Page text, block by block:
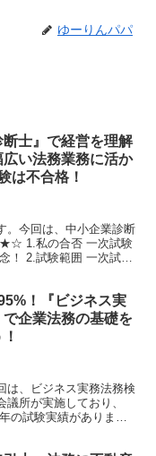
ゆーりんパパ
断士』で経営を理解
広い法務業務に活か
は不合格！
。今回は、中小企業診断
1.私の合否 一次試験
！ 2.試験範囲 一次試験
！『ビジネス実
企業法務の基礎を
は、ビジネス実務法務検
所が実施しており、
の試験実績がありま